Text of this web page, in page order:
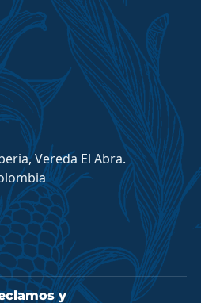
Vereda El Abra.
y